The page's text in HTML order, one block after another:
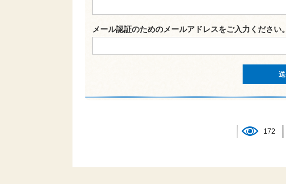
メール認証のためのメールアドレスをご入力ください。
172